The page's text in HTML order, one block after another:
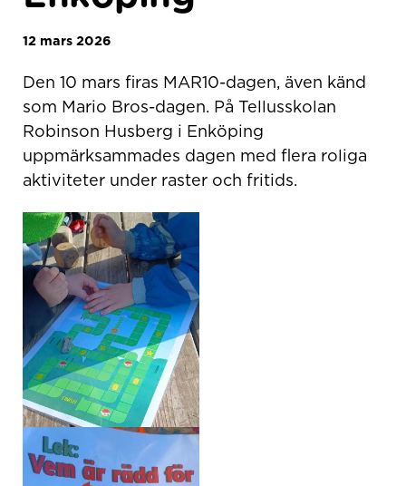
12 mars 2026
Den 10 mars firas MAR10-dagen, även känd
som Mario Bros-dagen. På Tellusskolan
Robinson Husberg i Enköping
uppmärksammades dagen med flera roliga
aktiviteter under raster och fritids.